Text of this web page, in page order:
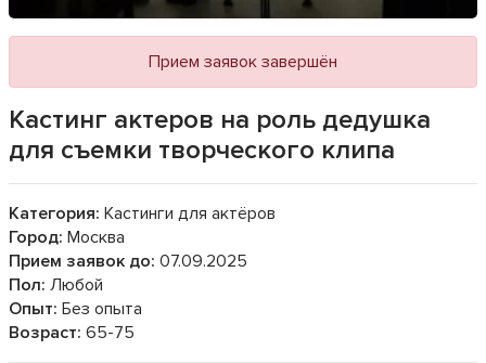
Кастинг актеров на роль дедушка
для съемки творческого клипа
Категория: Кастинги для актёров
Город: Москва
Прием заявок до: 07.09.2025
Пол: Любой
Опыт: Без опыта
Возраст: 65-75
Прием заявок завершён